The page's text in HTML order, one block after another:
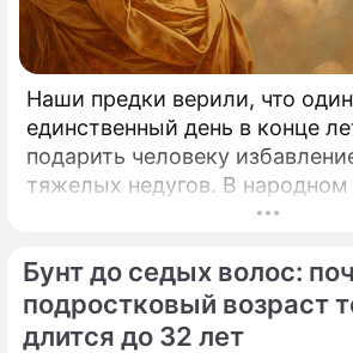
Наши предки верили, что
единственный день в конце
подарить человеку
тяжелых недугов. В народном
августа занимает особое,
Бунт до седых волос:
подростковый возраст
длится до 32 лет